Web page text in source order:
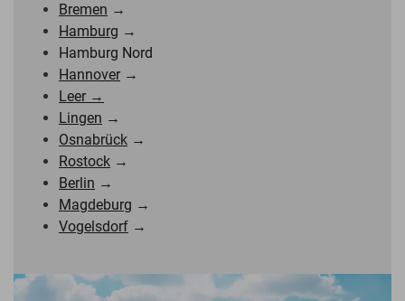
Bremen →
Hamburg →
Hamburg Nord
Hannover→
Leer →
Lingen →
Osnabrück →
Rostock →
Berlin →
Magdeburg →
Vogelsdorf →